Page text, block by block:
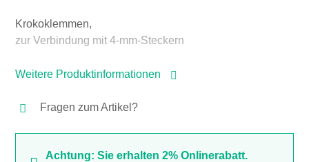
Krokoklemmen,
zur Verbindung mit 4-mm-Steckern
Weitere Produktinformationen
Fragen zum Artikel?
Achtung: Sie erhalten 2% Onlinerabatt.